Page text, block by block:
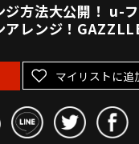
ジ方法大公開！ u-
アレンジ！
マイリストに追